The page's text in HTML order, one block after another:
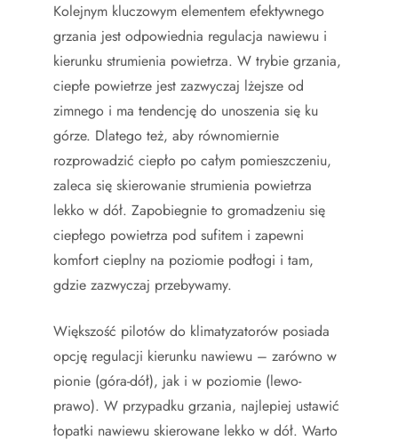
Kolejnym kluczowym elementem efektywnego
grzania jest odpowiednia regulacja nawiewu i
kierunku strumienia powietrza. W trybie grzania,
ciepłe powietrze jest zazwyczaj lżejsze od
zimnego i ma tendencję do unoszenia się ku
górze. Dlatego też, aby równomiernie
rozprowadzić ciepło po całym pomieszczeniu,
zaleca się skierowanie strumienia powietrza
lekko w dół. Zapobiegnie to gromadzeniu się
ciepłego powietrza pod sufitem i zapewni
komfort cieplny na poziomie podłogi i tam,
gdzie zazwyczaj przebywamy.
Większość pilotów do klimatyzatorów posiada
opcję regulacji kierunku nawiewu – zarówno w
pionie (góra-dół), jak i w poziomie (lewo-
prawo). W przypadku grzania, najlepiej ustawić
łopatki nawiewu skierowane lekko w dół. Warto